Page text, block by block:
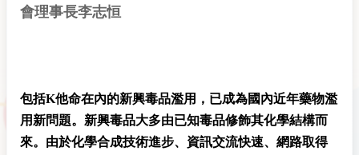
會理事長李志恒
包括K他命在內的新興毒品濫用，已成為國內近年藥物濫
用新問題。新興毒品大多由已知毒品修飾其化學結構而
來。由於化學合成技術進步、資訊交流快速、網路取得